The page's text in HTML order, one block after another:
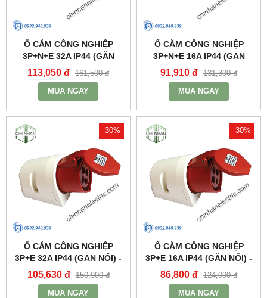
Ổ CẮM CÔNG NGHIỆP
3P+N+E 32A IP44 (GẮN
NỔI) - MPN125 - MPE
113,050 đ 161,500 đ
MUA NGAY
Ổ CẮM CÔNG NGHIỆP
3P+N+E 16A IP44 (GẮN
NỔI) - MPN115 - MPE
91,910 đ 131,300 đ
MUA NGAY
-30%
Ổ CẮM CÔNG NGHIỆP
3P+E 32A IP44 (GẮN NỔI) -
MPN124 - MPE
105,630 đ 150,900 đ
MUA NGAY
-30%
Ổ CẮM CÔNG NGHIỆP
3P+E 16A IP44 (GẮN NỔI) -
MPN114 - MPE
86,800 đ 124,000 đ
MUA NGAY